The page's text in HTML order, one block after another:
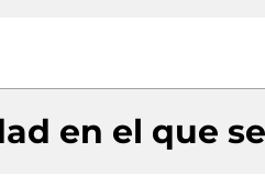
en el que